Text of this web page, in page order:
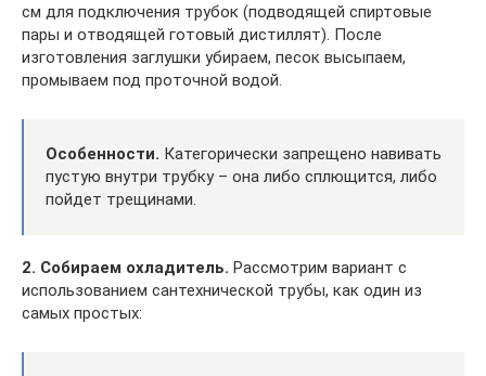
см для подключения трубок (подводящей спиртовые
пары и отводящей готовый дистиллят). После
изготовления заглушки убираем, песок высыпаем,
промываем под проточной водой.
Особенности. Категорически запрещено навивать
пустую внутри трубку – она либо сплющится, либо
пойдет трещинами.
2. Собираем охладитель. Рассмотрим вариант с
использованием сантехнической трубы, как один из
самых простых: